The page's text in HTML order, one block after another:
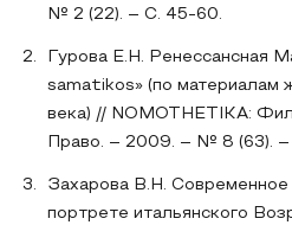
№ 2 (22). – С. 45-60.
Гурова Е.Н. Ренессансная
samatikos» (по материалам
века) // NOMOTHETIKA:
Право. – 2009. – № 8 (63). –
Захарова В.Н. Современное
портрете итальянского